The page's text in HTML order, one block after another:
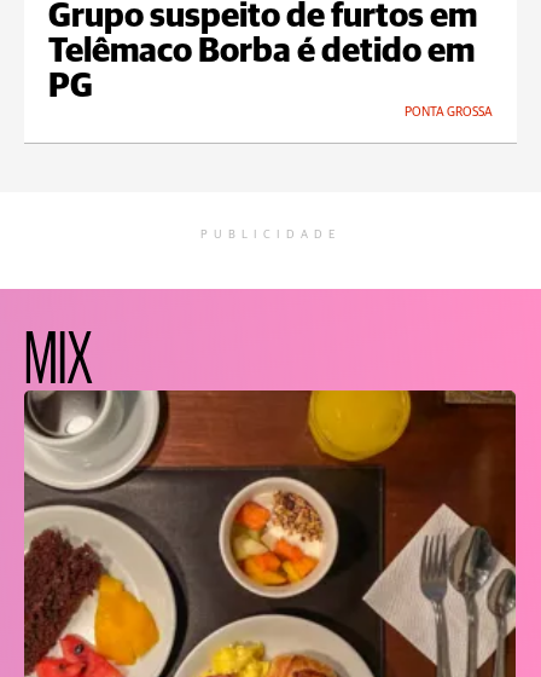
Grupo suspeito de furtos em
Telêmaco Borba é detido em
PG
PONTA GROSSA
PUBLICIDADE
MIX